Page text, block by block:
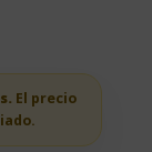
El precio